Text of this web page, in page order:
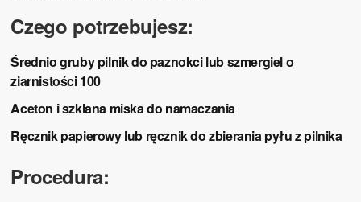
Czego potrzebujesz:
Średnio gruby pilnik do paznokci lub szmergiel o
ziarnistości 100
Aceton i szklana miska do namaczania
Ręcznik papierowy lub ręcznik do zbierania pyłu z pilnika
Procedura: